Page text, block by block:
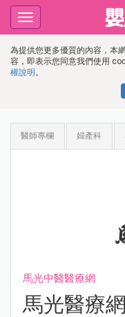
為提供您更多優質的內容，本
容，即表示您同意我們使用
權說明 。
Toggle
navigation
醫師專欄 婦產科
馬光中醫醫療網
馬光醫療網